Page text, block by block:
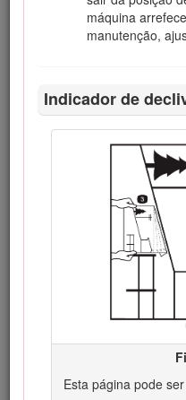
máquina
manutenção,
Indicador de
Esta página pode
Este manual utiliza duas
informações. A palavra
informações especiais de
sublinha informações
O símbolo de alerta de
neste manual e na
segurança importantes
acidentes. Este símbolo
indica uma
não for evitada,irá